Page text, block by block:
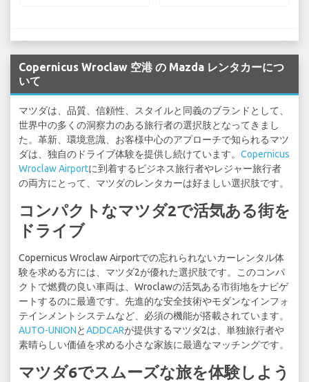
Copernicus Wroclaw 空港 の Mazda レンタカーにつ
いて
マツダは、品質、信頼性、スタイルと同義のブランドとして、
世界中の多くの洞察力のある旅行者の選択肢となってきまし
た。革新、環境意識、お客様中心のアプローチで知られるマツ
ダは、独自のドライブ体験を提供し続けています。 Copernicus
Wroclaw Airportに到着するビジネス旅行者やレジャー旅行者
の両方にとって、マツダのレンタカーは好ましい選択肢です。
コンパクトなマツダ2で活気ある街を
ドライブ
Copernicus Wroclaw Airportでの忘れられないカーレンタル体
験を求める方には、マツダ2が優れた選択肢です。このコンパ
クトで燃費の良い車両は、Wroclawの活気ある市街地をナビゲ
ートするのに最適です。先進的な安全技術やモダンなインフォ
テインメントシステムなど、必須の機能が搭載されています。
AUTO-UNIONとADDCARが提供するマツダ2は、単独旅行者や
素晴らしい価値を求める小さな家族に最適なマッチングです。
マツダ6でスムーズな旅を体験しよう